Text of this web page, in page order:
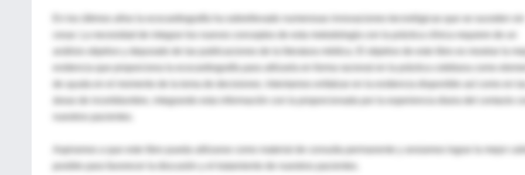
En los últimos años la ecocardiografía ha sobrellevado numerosas innovaciones tecnológicas que se suceden sin
cesar. La necesidad de integrar los nuevos conceptos de esta metodología con la práctica clínica requiere de un
evidencia que proporciona la ecocardiografía para utilizarla en forma racional en la práctica cotidiana como
áreas de incertidumbre, integrando esta información con la proporcionada por la experiencia diaria del contacto
Aspiramos a que este libro pueda utilizarse como material de consulta permanente y ansiamos lograr la mejor